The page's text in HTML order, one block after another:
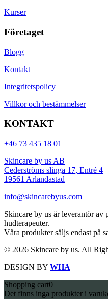
Kurser
Företaget
Blogg
Kontakt
Integritetspolicy
Villkor och bestämmelser
KONTAKT
+46 73 435 18 01
Skincare by us AB
Cederströms slinga 17, Entré 4
19561 Arlandastad
info@skincarebyus.com
Skincare by us är leverantör
hudterapeuter.
Våra produkter säljs endast på
© 2026 Skincare by us. All
DESIGN BY WHA
Shopping cart0
Det finns inga produkter i